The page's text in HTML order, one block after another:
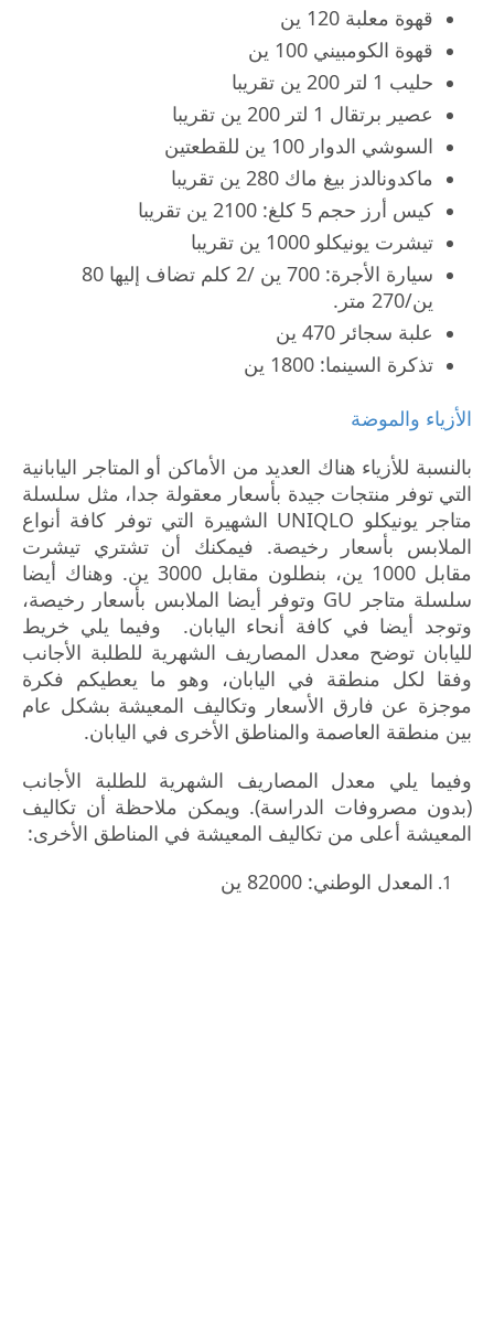
قهوة معلبة 120 ين
قهوة الكومبيني 100 ين
حليب 1 لتر 200 ين تقريبا
عصير برتقال 1 لتر 200 ين تقريبا
السوشي الدوار 100 ين للقطعتين
ماكدونالدز بيغ ماك 280 ين تقريبا
كيس أرز حجم 5 كلغ: 2100 ين تقريبا
تيشرت يونيكلو 1000 ين تقريبا
سيارة الأجرة: 700 ين /2 كلم تضاف إليها 80
ين/270 متر.
علبة سجائر 470 ين
تذكرة السينما: 1800 ين
الأزياء والموضة
بالنسبة للأزياء هناك العديد من الأماكن أو المتاجر اليابانية
التي توفر منتجات جيدة بأسعار معقولة جدا، مثل سلسلة
متاجر يونيكلو UNIQLO الشهيرة التي توفر كافة أنواع
الملابس بأسعار رخيصة. فيمكنك أن تشتري تيشرت
مقابل 1000 ين، بنطلون مقابل 3000 ين. وهناك أيضا
سلسلة متاجر GU وتوفر أيضا الملابس بأسعار رخيصة،
وتوجد أيضا في كافة أنحاء اليابان. وفيما يلي خريط
لليابان توضح معدل المصاريف الشهرية للطلبة الأجانب
وفقا لكل منطقة في اليابان، وهو ما يعطيكم فكرة
موجزة عن فارق الأسعار وتكاليف المعيشة بشكل عام
بين منطقة العاصمة والمناطق الأخرى في اليابان.
وفيما يلي معدل المصاريف الشهرية للطلبة الأجانب
(بدون مصروفات الدراسة). ويمكن ملاحظة أن تكاليف
المعيشة أعلى من تكاليف المعيشة في المناطق الأخرى:
المعدل الوطني: 82000 ين